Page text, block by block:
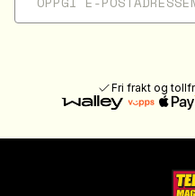
Fri frakt og